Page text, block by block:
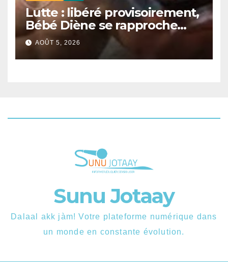
Lutte : libéré provisoirement,
Bébé Diène se rapproche
d’un combat contre Zarco.
AOÛT 5, 2026
Sunu Jotaay
Dalaal akk jàm! Votre plateforme numérique dans
un monde en constante évolution.